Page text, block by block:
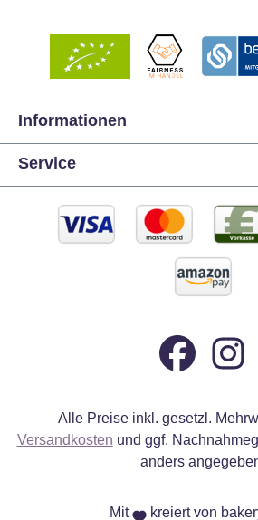
Informationen
Service
Alle Preise inkl. gesetzl.
Versandkosten und ggf.
anders
Mit kreiert von